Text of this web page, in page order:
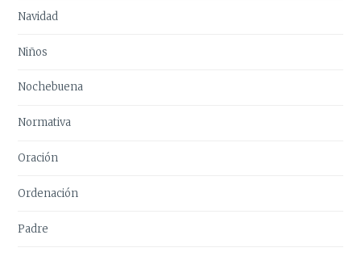
Navidad
Niños
Nochebuena
Normativa
Oración
Ordenación
Padre